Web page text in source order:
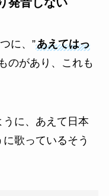
に、”あえてはっ
のがあり、これも
に、あえて日本
歌っているそう